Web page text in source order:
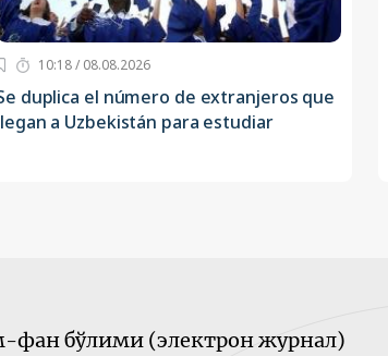
10:18 / 08.08.2026
duplica el número de extranjeros que
a Uzbekistán para estudiar
фан бўлими (электрон журнал)